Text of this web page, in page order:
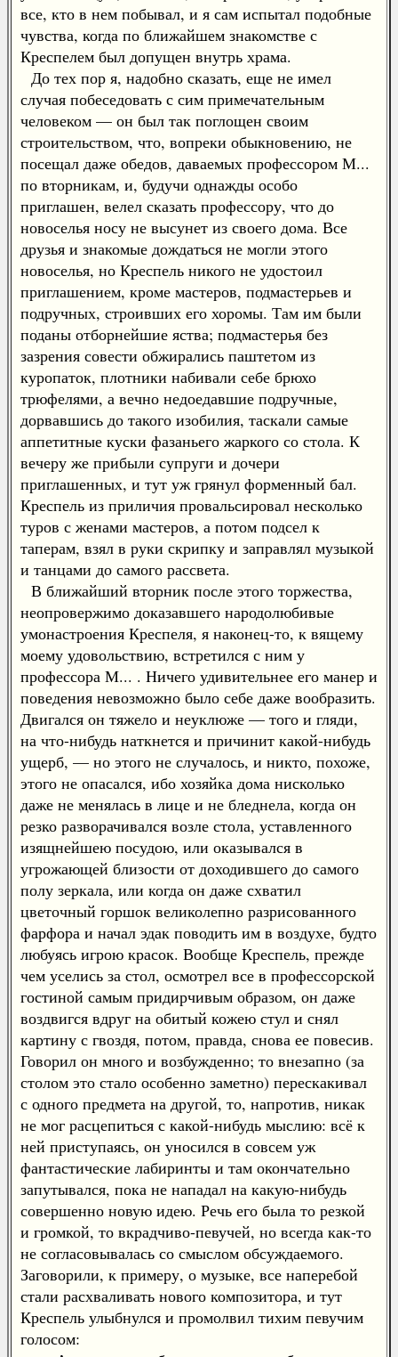
все, кто в нем побывал, и я сам испытал подобные
чувства, когда по ближайшем знакомстве с
Креспелем был допущен внутрь храма.
До тех пор я, надобно сказать, еще не имел
случая побеседовать с сим примечательным
человеком — он был так поглощен своим
строительством, что, вопреки обыкновению, не
посещал даже обедов, даваемых профессором М...
по вторникам, и, будучи однажды особо
приглашен, велел сказать профессору, что до
новоселья носу не высунет из своего дома. Все
друзья и знакомые дождаться не могли этого
новоселья, но Креспель никого не удостоил
приглашением, кроме мастеров, подмастерьев и
подручных, строивших его хоромы. Там им были
поданы отборнейшие яства; подмастерья без
зазрения совести обжирались паштетом из
куропаток, плотники набивали себе брюхо
трюфелями, а вечно недоедавшие подручные,
дорвавшись до такого изобилия, таскали самые
аппетитные куски фазаньего жаркого со стола. К
вечеру же прибыли супруги и дочери
приглашенных, и тут уж грянул форменный бал.
Креспель из приличия провальсировал несколько
туров с женами мастеров, а потом подсел к
таперам, взял в руки скрипку и заправлял музыкой
и танцами до самого рассвета.
В ближайший вторник после этого торжества,
неопровержимо доказавшего народолюбивые
умонастроения Креспеля, я наконец-то, к вящему
моему удовольствию, встретился с ним у
профессора М... . Ничего удивительнее его манер и
поведения невозможно было себе даже вообразить.
Двигался он тяжело и неуклюже — того и гляди,
на что-нибудь наткнется и причинит какой-нибудь
ущерб, — но этого не случалось, и никто, похоже,
этого не опасался, ибо хозяйка дома нисколько
даже не менялась в лице и не бледнела, когда он
резко разворачивался возле стола, уставленного
изящнейшею посудою, или оказывался в
угрожающей близости от доходившего до самого
полу зеркала, или когда он даже схватил
цветочный горшок великолепно разрисованного
фарфора и начал эдак поводить им в воздухе, будто
любуясь игрою красок. Вообще Креспель, прежде
чем уселись за стол, осмотрел все в профессорской
гостиной самым придирчивым образом, он даже
воздвигся вдруг на обитый кожею стул и снял
картину с гвоздя, потом, правда, снова ее повесив.
Говорил он много и возбужденно; то внезапно (за
столом это стало особенно заметно) перескакивал
с одного предмета на другой, то, напротив, никак
не мог расцепиться с какой-нибудь мыслию: всё к
ней приступаясь, он уносился в совсем уж
фантастические лабиринты и там окончательно
запутывался, пока не нападал на какую-нибудь
совершенно новую идею. Речь его была то резкой
и громкой, то вкрадчиво-певучей, но всегда как-то
не согласовывалась со смыслом обсуждаемого.
Заговорили, к примеру, о музыке, все наперебой
стали расхваливать нового композитора, и тут
Креспель улыбнулся и промолвил тихим певучим
голосом: